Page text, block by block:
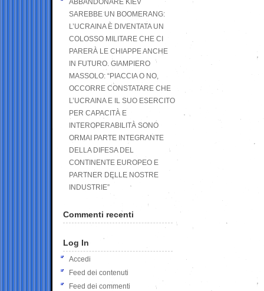
ABBANDONARE KIEV
SAREBBE UN BOOMERANG:
L’UCRAINA È DIVENTATA UN
COLOSSO MILITARE CHE CI
PARERÀ LE CHIAPPE ANCHE
IN FUTURO. GIAMPIERO
MASSOLO: “PIACCIA O NO,
OCCORRE CONSTATARE CHE
L’UCRAINA E IL SUO ESERCITO
PER CAPACITÀ E
INTEROPERABILITÀ SONO
ORMAI PARTE INTEGRANTE
DELLA DIFESA DEL
CONTINENTE EUROPEO E
PARTNER DELLE NOSTRE
INDUSTRIE”
Commenti recenti
Log In
Accedi
Feed dei contenuti
Feed dei commenti